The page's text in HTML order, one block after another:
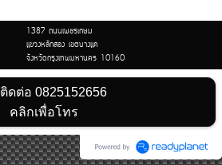
1387 ถนนเพชรเกษม
แขวงหลักสอง เขตบางแค
จังหวัดกรุงเทพมหานคร 10160
ติดต่อ0825152656
คลิกเพื่อโทร